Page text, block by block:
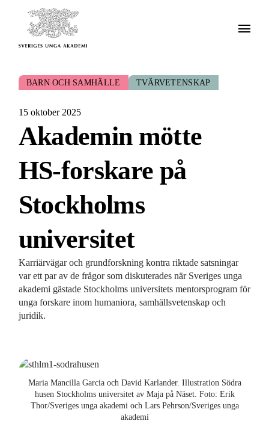
BARN OCH SAMHÄLLE TVÄRVETENSKAP
15 oktober 2025
Akademin mötte
HS-forskare på
Stockholms
universitet
Karriärvägar och grundforskning kontra riktade satsningar
var ett par av de frågor som diskuterades när Sveriges unga
akademi gästade Stockholms universitets mentorsprogram för
unga forskare inom humaniora, samhällsvetenskap och
juridik.
Maria Mancilla Garcia och David Karlander. Illustration Södra
husen Stockholms universitet av Maja på Näset. Foto: Erik
Thor/Sveriges unga akademi och Lars Pehrson/Sveriges unga
akademi